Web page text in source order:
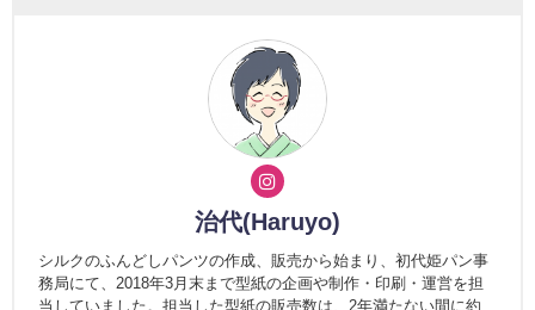
治代(Haruyo)
シルクのふんどしパンツの作成、販売から始まり、初代姫パン事
務局にて、2018年3月末まで型紙の企画や制作・印刷・運営を担
当していました。担当した型紙の販売数は、2年満たない間に約